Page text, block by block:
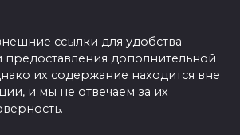
ссылки для удобства
предоставления дополнительной
их содержание находится вне
и мы не отвечаем за их